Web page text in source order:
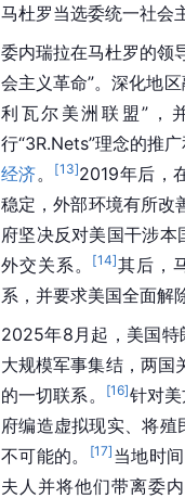
马杜罗当选委统一社会
委内瑞拉在马杜罗的领
会主义革命”。深化地
利瓦尔美洲联盟”，
行“3R.Nets”理念的推
经济。 [13]2019年后，
稳定，外部环境有所改
府坚决反对美国干涉
外交关系。
[14]其后，
系，并要求美国全面解
2025年8月起，美国特
大规模军事集结，两国
的一切联系。
[16]针对
府编造虚拟现实、将
不可能的。
[17] 当地时
夫人并将他们带离委